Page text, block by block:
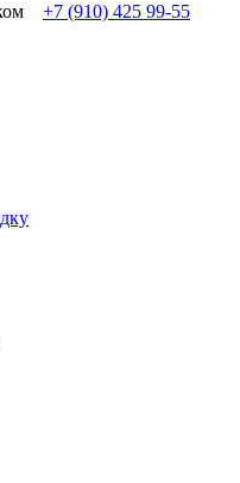
+7 (910) 425 99-55